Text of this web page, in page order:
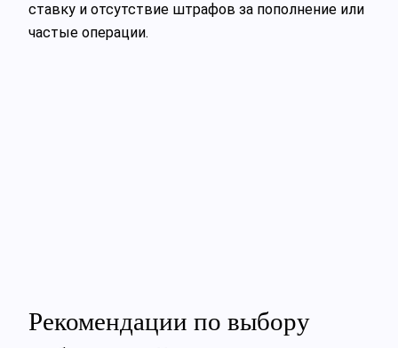
ставку и отсутствие штрафов за пополнение или
частые операции.
Рекомендации по выбору